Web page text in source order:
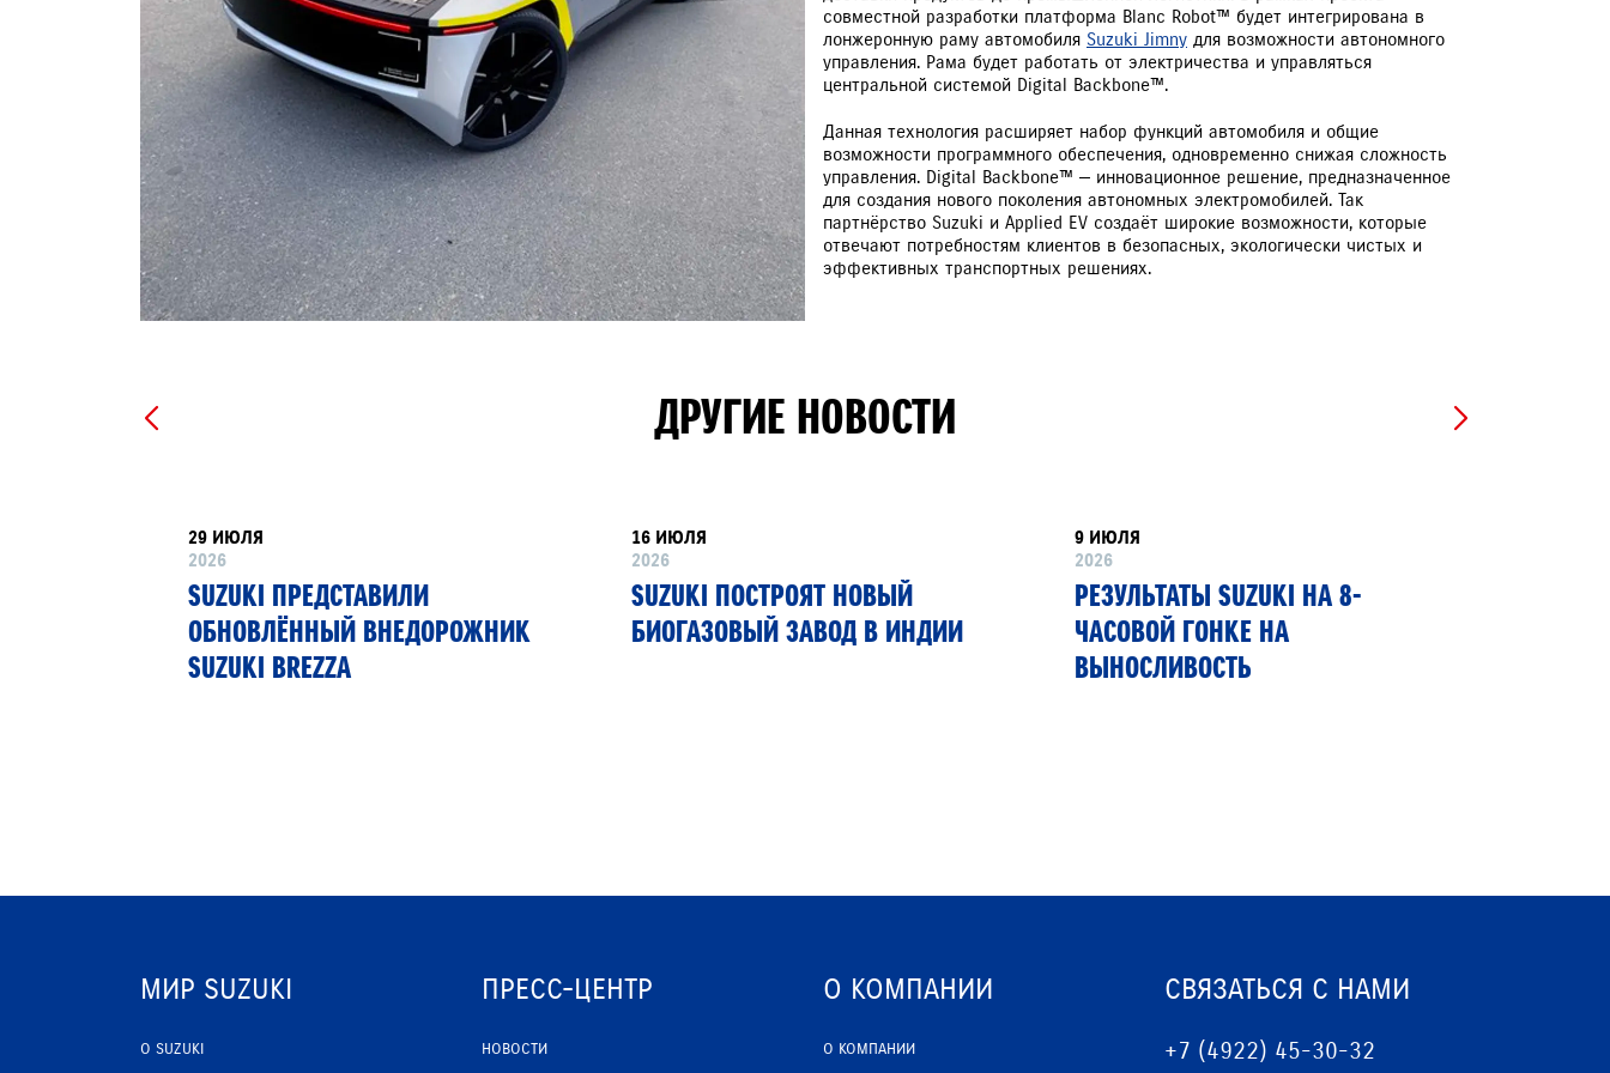
VITARA JIMNY
ЗАПИСЬ НА ТО РАССЧИТАТЬ ТО СЕРВИСНЫЕ КАМПАНИИ
совместной разработки платформа Blanc Robot™ будет интегрирована в
лонжеронную раму автомобиля Suzuki Jimny для возможности автономного
управления. Рама будет работать от электричества и управляться
центральной системой Digital Backbone™.
Данная технология расширяет набор функций автомобиля и общие
возможности программного обеспечения, одновременно снижая сложность
управления. Digital Backbone™ — инновационное решение, предназначенное
для создания нового поколения автономных электромобилей. Так
партнёрство Suzuki и Applied EV создаёт широкие возможности, которые
отвечают потребностям клиентов в безопасных, экологически чистых и
эффективных транспортных решениях.
ДРУГИЕ НОВОСТИ
29 ИЮЛЯ
2026
SUZUKI ПРЕДСТАВИЛИ
ОБНОВЛЁННЫЙ ВНЕДОРОЖНИК
SUZUKI BREZZA
16 ИЮЛЯ
2026
SUZUKI ПОСТРОЯТ НОВЫЙ
БИОГАЗОВЫЙ ЗАВОД В ИНДИИ
9 ИЮЛЯ
2026
РЕЗУЛЬТАТЫ SUZUKI НА 8-
ЧАСОВОЙ ГОНКЕ НА
ВЫНОСЛИВОСТЬ
МИР SUZUKI
О SUZUKI
ПРЕСС-ЦЕНТР
НОВОСТИ
О КОМПАНИИ
О КОМПАНИИ
СВЯЗАТЬСЯ С НАМИ
+7 (4922) 45-30-32